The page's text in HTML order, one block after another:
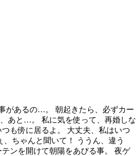
があるの…。 朝起きたら、必ずカー
あと…。 私に気を使って、再婚しな
も傍に居るよ。 大丈夫、私はいつ
ちゃんと聞いて！ ううん、違う
ンを開けて朝陽をあびる事。 夜ゲ